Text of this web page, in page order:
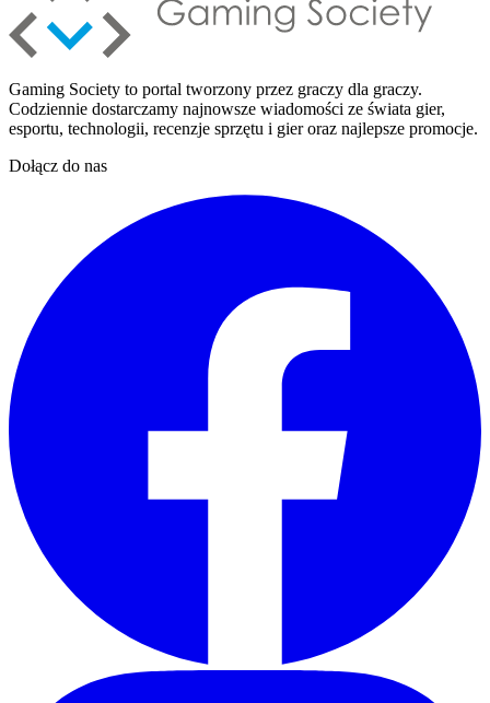
Gaming Society to portal tworzony przez graczy dla graczy.
Codziennie dostarczamy najnowsze wiadomości ze świata gier,
esportu, technologii, recenzje sprzętu i gier oraz najlepsze promocje.
Dołącz do nas